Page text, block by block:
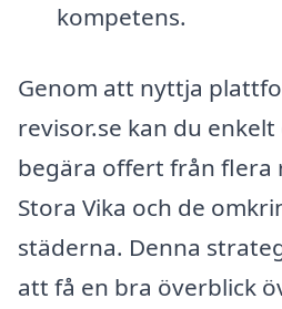
kompetens.
Genom att nyttja
revisor.se kan du
begära offert från flera
Stora Vika och de
städerna. Denna
att få en bra överblick